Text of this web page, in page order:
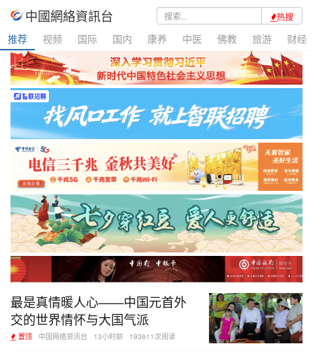
中國網絡資訊台 热搜
推荐 视频 国际 国内 康养 中医 佛教 旅游 财经
最是真情暖人心——中国元首外
交的世界情怀与大国气派
置顶 中国网络资讯台 13小时前 193611次阅读